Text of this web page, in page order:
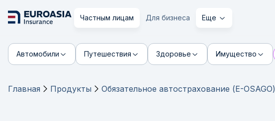
Частным лицам Для бизнеса Еще
Автомобили Путешествия Здоровье Имущество
Главная Продукты Обязательное автострахование (E-OSAGO)